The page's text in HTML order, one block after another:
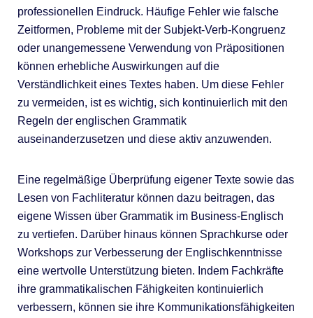
professionellen Eindruck. Häufige Fehler wie falsche
Zeitformen, Probleme mit der Subjekt-Verb-Kongruenz
oder unangemessene Verwendung von Präpositionen
können erhebliche Auswirkungen auf die
Verständlichkeit eines Textes haben. Um diese Fehler
zu vermeiden, ist es wichtig, sich kontinuierlich mit den
Regeln der englischen Grammatik
auseinanderzusetzen und diese aktiv anzuwenden.
Eine regelmäßige Überprüfung eigener Texte sowie das
Lesen von Fachliteratur können dazu beitragen, das
eigene Wissen über Grammatik im Business-Englisch
zu vertiefen. Darüber hinaus können Sprachkurse oder
Workshops zur Verbesserung der Englischkenntnisse
eine wertvolle Unterstützung bieten. Indem Fachkräfte
ihre grammatikalischen Fähigkeiten kontinuierlich
verbessern, können sie ihre Kommunikationsfähigkeiten